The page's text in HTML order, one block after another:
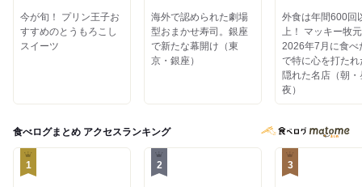
今が旬！ プリン王子お
すすめのとうもろこし
スイーツ
海外で認められた劇場
型おまかせ寿司。銀座
で新たな幕開け（東
京・銀座）
外食は年間600回
上！ マッキー牧
2026年7月に食べ
で特に心を打たれ
隠れた名店（朝・
夜）
食べログまとめ アクセスランキング
1 2 3